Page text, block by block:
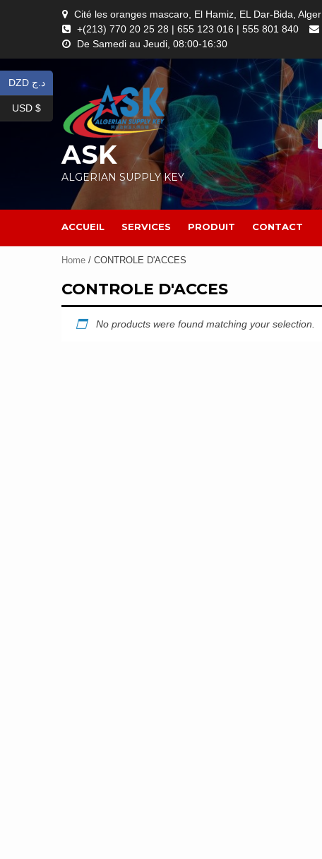
Cité les oranges mascaro, El Hamiz, EL Dar-Bida, Alger
+(213) 770 20 25 28 | 655 123 016 | 555 801 840
De Samedi au Jeudi, 08:00-16:30
ASK
ALGERIAN SUPPLY KEY
ACCUEIL SERVICES PRODUIT CONTACT
Home / CONTROLE D'ACCES
CONTROLE D'ACCES
No products were found matching your selection.
DZD د.ج
USD $